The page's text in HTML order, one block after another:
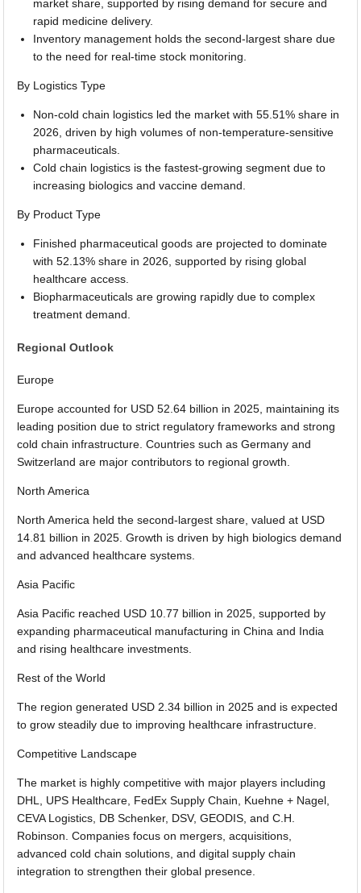
market share, supported by rising demand for secure and
rapid medicine delivery.
Inventory management holds the second-largest share due
to the need for real-time stock monitoring.
By Logistics Type
Non-cold chain logistics led the market with 55.51% share in
2026, driven by high volumes of non-temperature-sensitive
pharmaceuticals.
Cold chain logistics is the fastest-growing segment due to
increasing biologics and vaccine demand.
By Product Type
Finished pharmaceutical goods are projected to dominate
with 52.13% share in 2026, supported by rising global
healthcare access.
Biopharmaceuticals are growing rapidly due to complex
treatment demand.
Regional Outlook
Europe
Europe accounted for USD 52.64 billion in 2025, maintaining its
leading position due to strict regulatory frameworks and strong
cold chain infrastructure. Countries such as Germany and
Switzerland are major contributors to regional growth.
North America
North America held the second-largest share, valued at USD
14.81 billion in 2025. Growth is driven by high biologics demand
and advanced healthcare systems.
Asia Pacific
Asia Pacific reached USD 10.77 billion in 2025, supported by
expanding pharmaceutical manufacturing in China and India
and rising healthcare investments.
Rest of the World
The region generated USD 2.34 billion in 2025 and is expected
to grow steadily due to improving healthcare infrastructure.
Competitive Landscape
The market is highly competitive with major players including
DHL, UPS Healthcare, FedEx Supply Chain, Kuehne + Nagel,
CEVA Logistics, DB Schenker, DSV, GEODIS, and C.H.
Robinson. Companies focus on mergers, acquisitions,
advanced cold chain solutions, and digital supply chain
integration to strengthen their global presence.